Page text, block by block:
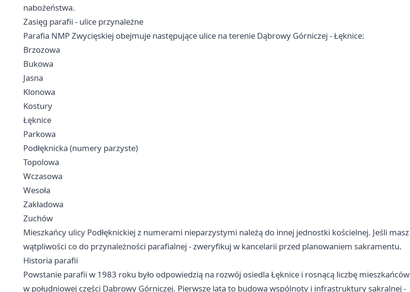
nabożeństwa.
Zasięg parafii - ulice przynależne
Parafia NMP Zwycięskiej obejmuje następujące ulice na terenie Dąbrowy Górniczej - Łęknice:
Brzozowa
Bukowa
Jasna
Klonowa
Kostury
Łęknice
Parkowa
Podłęknicka (numery parzyste)
Topolowa
Wczasowa
Wesoła
Zakładowa
Zuchów
Mieszkańcy ulicy Podłęknickiej z numerami nieparzystymi należą do innej jednostki kościelnej. Jeśli masz
wątpliwości co do przynależności parafialnej - zweryfikuj w kancelarii przed planowaniem sakramentu.
Historia parafii
Powstanie parafii w 1983 roku było odpowiedzią na rozwój osiedla Łęknice i rosnącą liczbę mieszkańców
w południowej części Dąbrowy Górniczej. Pierwsze lata to budowa wspólnoty i infrastruktury sakralnej -